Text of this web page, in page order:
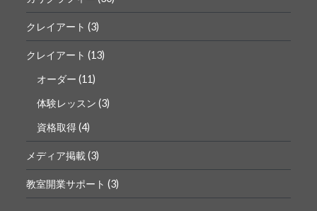
クレイアート (3)
クレイアート (13)
オーダー (11)
体験レッスン (3)
資格取得(4)
メディア掲載 (3)
教室開業サポート (3)